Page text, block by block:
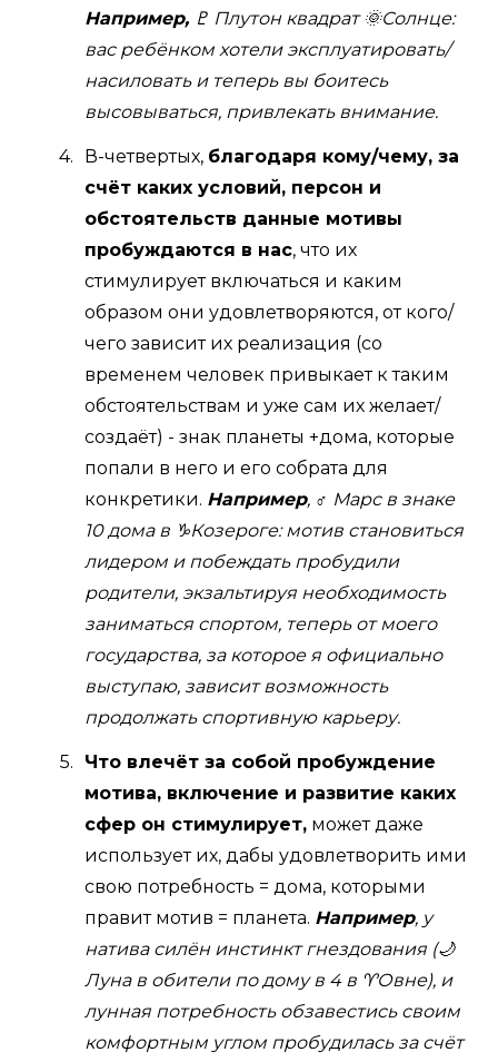
Например, ♇ Плутон квадрат 🌞Солнце:
вас ребёнком хотели эксплуатировать/
насиловать и теперь вы боитесь
высовываться, привлекать внимание.
В-четвертых, благодаря кому/чему, за
счёт каких условий, персон и
обстоятельств данные мотивы
пробуждаются в нас, что их
стимулирует включаться и каким
образом они удовлетворяются, от кого/
чего зависит их реализация (со
временем человек привыкает к таким
обстоятельствам и уже сам их желает/
создаёт) - знак планеты +дома, которые
попали в него и его собрата для
конкретики. Например, ♂ Марс в знаке
10 дома в ♑Козероге: мотив становиться
лидером и побеждать пробудили
родители, экзальтируя необходимость
заниматься спортом, теперь от моего
государства, за которое я официально
выступаю, зависит возможность
продолжать спортивную карьеру.
Что влечёт за собой пробуждение
мотива, включение и развитие каких
сфер он стимулирует, может даже
использует их, дабы удовлетворить ими
свою потребность = дома, которыми
правит мотив = планета. Например, у
натива силён инстинкт гнездования (🌙
Луна в обители по дому в 4 в ♈Овне), и
лунная потребность обзавестись своим
комфортным углом пробудилась за счёт